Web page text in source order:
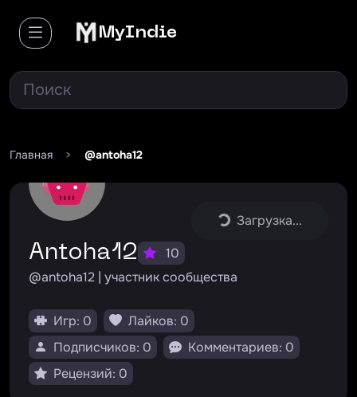
MyIndie
Главная > @antoha12
Загрузка...
Antoha12
10
@antoha12 | участник сообщества
Игр: 0
Лайков: 0
Подписчиков: 0
Комментариев: 0
Рецензий: 0